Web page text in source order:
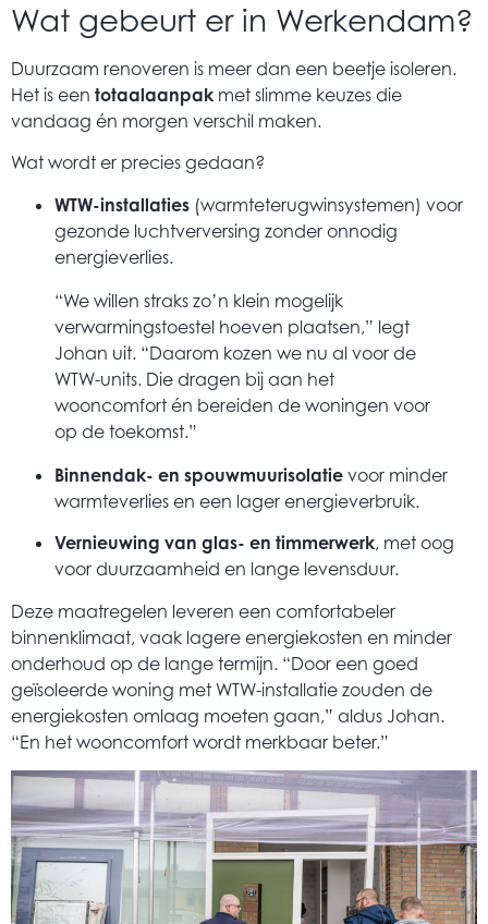
Wat gebeurt er in Werkendam?
Duurzaam renoveren is meer dan een beetje isoleren.
Het is een totaalaanpak met slimme keuzes die
vandaag én morgen verschil maken.
Wat wordt er precies gedaan?
WTW-installaties (warmteterugwinsystemen) voor
gezonde luchtverversing zonder onnodig
energieverlies.
“We willen straks zo’n klein mogelijk
verwarmingstoestel hoeven plaatsen,” legt
Johan uit. “Daarom kozen we nu al voor de
WTW-units. Die dragen bij aan het
wooncomfort én bereiden de woningen voor
op de toekomst.”
Binnendak- en spouwmuurisolatie voor minder
warmteverlies en een lager energieverbruik.
Vernieuwing van glas- en timmerwerk, met oog
voor duurzaamheid en lange levensduur.
Deze maatregelen leveren een comfortabeler
binnenklimaat, vaak lagere energiekosten en minder
onderhoud op de lange termijn. “Door een goed
geïsoleerde woning met WTW-installatie zouden de
energiekosten omlaag moeten gaan,” aldus Johan.
“En het wooncomfort wordt merkbaar beter.”